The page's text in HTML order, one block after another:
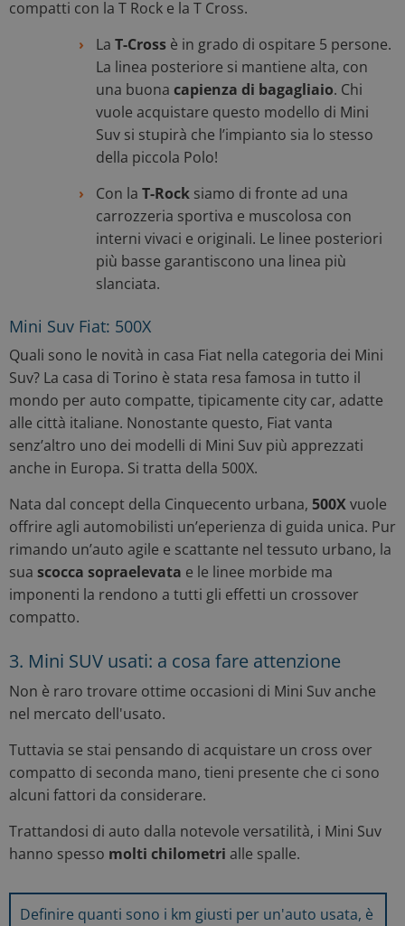
compatti con la T Rock e la T Cross.
La T-Cross è in grado di ospitare 5 persone.
La linea posteriore si mantiene alta, con
una buona capienza di bagagliaio. Chi
vuole acquistare questo modello di Mini
Suv si stupirà che l’impianto sia lo stesso
della piccola Polo!
Con la T-Rock siamo di fronte ad una
carrozzeria sportiva e muscolosa con
interni vivaci e originali. Le linee posteriori
più basse garantiscono una linea più
slanciata.
Mini Suv Fiat: 500X
Quali sono le novità in casa Fiat nella categoria dei Mini
Suv? La casa di Torino è stata resa famosa in tutto il
mondo per auto compatte, tipicamente city car, adatte
alle città italiane. Nonostante questo, Fiat vanta
senz’altro uno dei modelli di Mini Suv più apprezzati
anche in Europa. Si tratta della 500X.
Nata dal concept della Cinquecento urbana, 500Xvuole
offrire agli automobilisti un’eperienza di guida unica. Pur
rimando un’auto agile e scattante nel tessuto urbano, la
sua scocca sopraelevata e le linee morbide ma
imponenti la rendono a tutti gli effetti un crossover
compatto.
3. Mini SUV usati: a cosa fare attenzione
Non è raro trovare ottime occasioni di Mini Suv anche
nel mercato dell'usato.
Tuttavia se stai pensando di acquistare un cross over
compatto di seconda mano, tieni presente che ci sono
alcuni fattori da considerare.
Trattandosi di auto dalla notevole versatilità, i Mini Suv
hanno spesso molti chilometri alle spalle.
Definire quanti sono i km giusti per un'auto usata, è